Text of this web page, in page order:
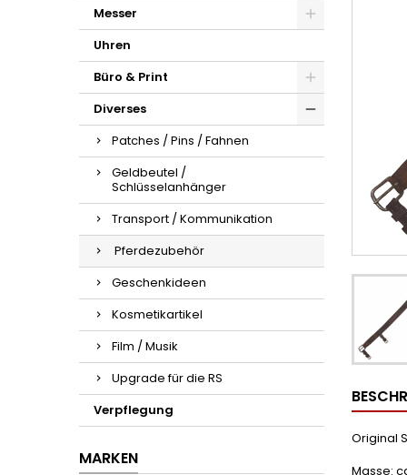
Messer
Uhren
Büro & Print
Diverses
Patches / Pins / Fahnen
Geldbeutel /
Schlüsselanhänger
Transport / Kommunikation
Pferdezubehör
Geschenkideen
Kosmetikartikel
Film / Musik
Upgrade für die RS
Verpflegung
MARKEN
Original
Masse: